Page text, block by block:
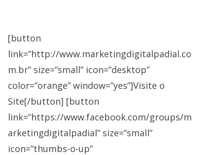
[button
link=”http://www.marketingdigitalpadial.co
m.br” size=”small” icon=”desktop”
color=”orange” window=”yes”]Visite o
Site[/button] [button
link=”https://www.facebook.com/groups/m
arketingdigitalpadial” size=”small”
icon=”thumbs-o-up”